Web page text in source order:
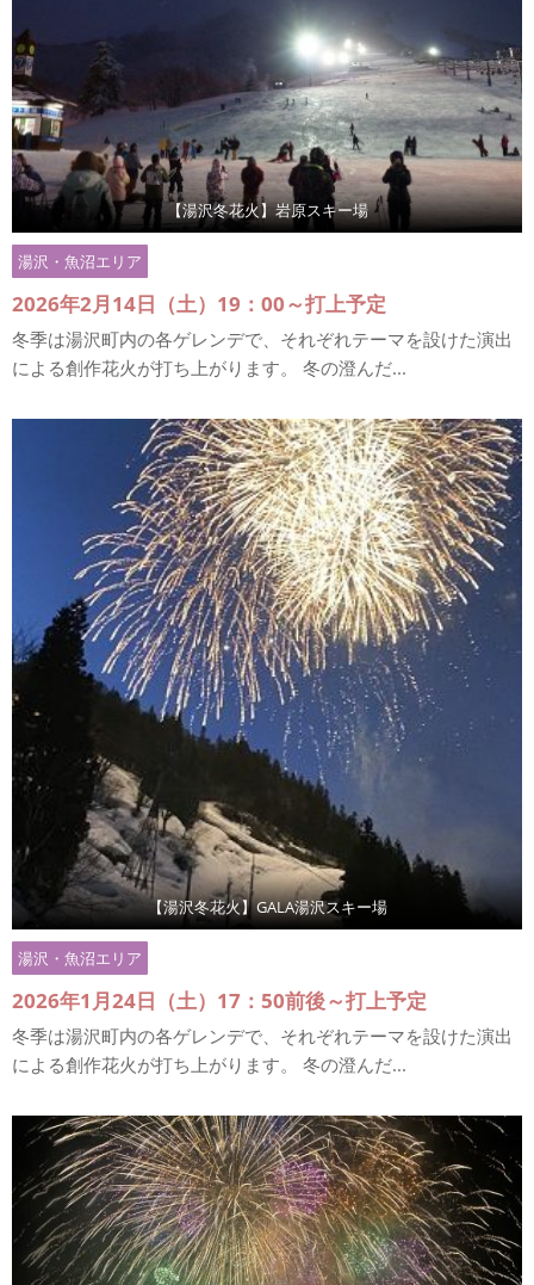
【湯沢冬花火】岩原スキー場
湯沢・魚沼エリア
2026年2月14日（土）19：00～打上予定
冬季は湯沢町内の各ゲレンデで、それぞれテーマを設けた演出
による創作花火が打ち上がります。 冬の澄んだ...
【湯沢冬花火】GALA湯沢スキー場
湯沢・魚沼エリア
2026年1月24日（土）17：50前後～打上予定
冬季は湯沢町内の各ゲレンデで、それぞれテーマを設けた演出
による創作花火が打ち上がります。 冬の澄んだ...